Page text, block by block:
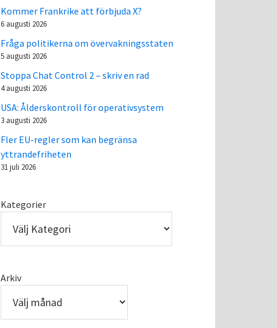
Kommer Frankrike att förbjuda X?
6 augusti 2026
Fråga politikerna om övervakningsstaten
5 augusti 2026
Stoppa Chat Control 2 – skriv en rad
4 augusti 2026
USA: Ålderskontroll för operativsystem
3 augusti 2026
Fler EU-regler som kan begränsa
yttrandefriheten
31 juli 2026
Kategorier
Arkiv